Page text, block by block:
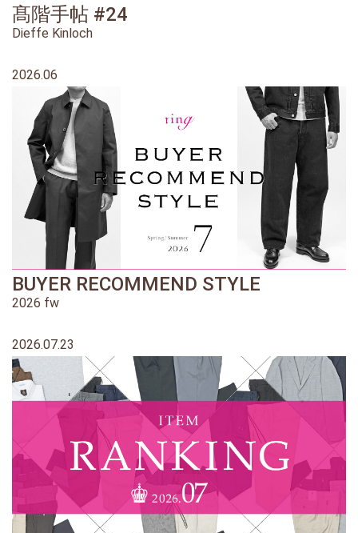
髙階手帖 #24
Dieffe Kinloch
2026.06
BUYER RECOMMEND STYLE
2026 fw
2026.07.23